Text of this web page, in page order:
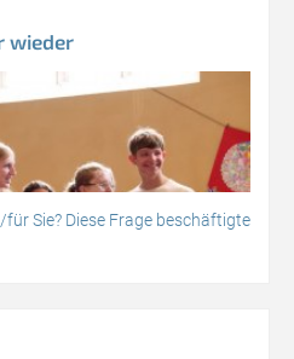
wieder
Sie? Diese Frage beschäftigte